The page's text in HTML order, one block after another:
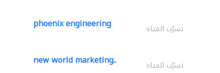
phoenix engineering تسرّب المياه
new world marketing.. تسرّب المياه